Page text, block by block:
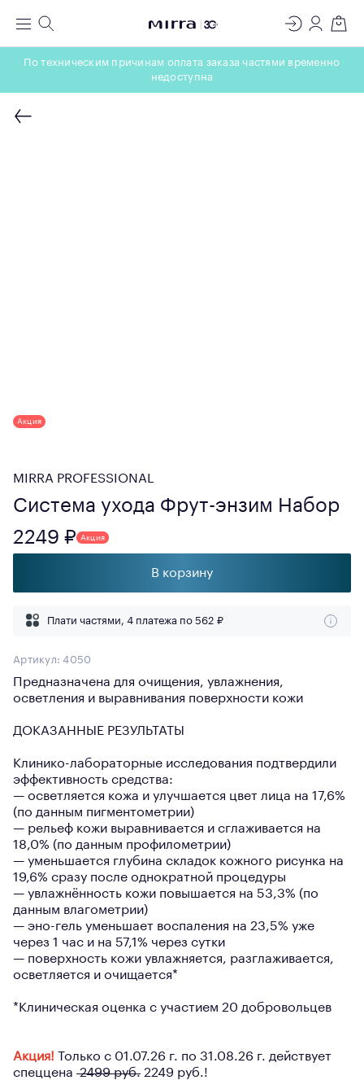
Меню Поиск
ЛАБОРАТОРИЯ
МОЛЕКУЛЯРНОЙ КОСМЕТОЛОГИИ
Регистрация
Вход
По техническим причинам оплата заказа частями временно
недоступна
Акция
MIRRA PROFESSIONAL
Система ухода Фрут-энзим Набор
2249 ₽
Акция
В корзину
Плати частями, 4 платежа по 562 ₽
Артикул:4050
Предназначена для очищения, увлажнения,
осветления и выравнивания поверхности кожи
ДОКАЗАННЫЕ РЕЗУЛЬТАТЫ
Клинико-лабораторные исследования подтвердили
эффективность средства:
— осветляется кожа и улучшается цвет лица на 17,6%
(по данным пигментометрии)
— рельеф кожи выравнивается и сглаживается на
18,0% (по данным профилометрии)
— уменьшается глубина складок кожного рисунка на
19,6% сразу после однократной процедуры
— увлажнённость кожи повышается на 53,3% (по
данным влагометрии)
— эно-гель уменьшает воспаления на 23,5% уже
через 1 час и на 57,1% через сутки
— поверхность кожи увлажняется, разглаживается,
осветляется и очищается*
*Клиническая оценка с участием 20 добровольцев
Акция! Только с 01.07.26 г. по 31.08.26 г. действует
спеццена 2499 руб. 2249 руб.!